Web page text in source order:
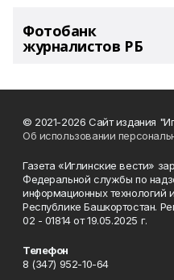
Фотобанк
журналистов РБ
© 2021-2026 Сайт издания
Об использовании
Газета «Иглинские вести»
Федеральной службы по
информационных
Республике Башкортостан.
02 - 01814 от 19.05.2025 г.
Телефон
8 (347) 952-10-64